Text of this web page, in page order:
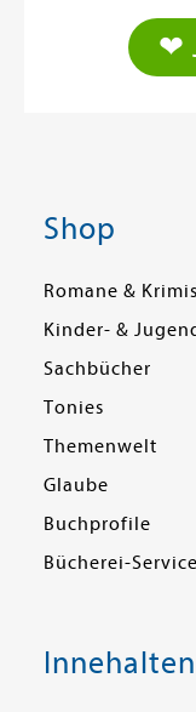
❤
Shop
Romane & Krimis
Kinder- &
Sachbücher
Tonies
Themenwelt
Glaube
Buchprofile
Bücherei-Service
Innehalten